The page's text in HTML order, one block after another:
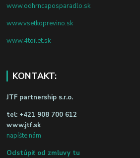
www.odhrncaposparadlo.sk
www.vsetkoprevino.sk
www.4toilet.sk
KONTAKT:
JTF partnership s.r.o.
tel: +421 908 700 612
www.jtf.sk
napíšte nám
Odstúpiť od zmluvy tu